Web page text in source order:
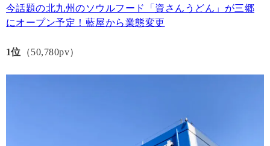
今話題の北九州のソウルフード「資さんうどん」が三郷
にオープン予定！藍屋から業態変更
1位 （50,780pv）